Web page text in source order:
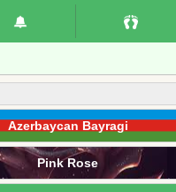
Azerbaycan Bayragi
Pink Rose